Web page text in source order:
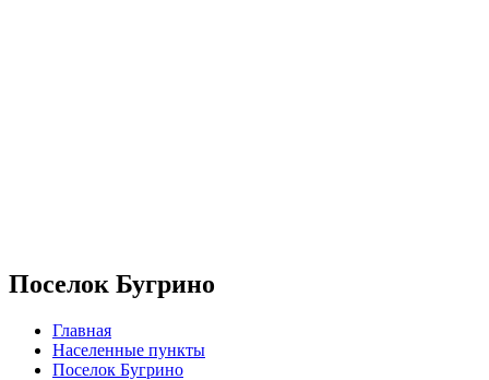
Поселок Бугрино
Главная
Населенные пункты
Поселок Бугрино